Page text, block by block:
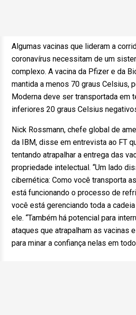
Algumas vacinas que lideram a
coronavírus necessitam de um
complexo. A vacina da Pfizer e da
mantida a menos 70 graus Celsius,
Moderna deve ser transportada em
inferiores 20 graus Celsius
Nick Rossmann, chefe global de
da IBM, disse em entrevista ao FT
tentando atrapalhar a entrega das
propriedade intelectual. “Um lado
cibernética: Como você transporta
está funcionando o processo de
você está gerenciando toda a
ele. “Também há potencial para
ataques que atrapalham as vacinas
para minar a confiança nelas em